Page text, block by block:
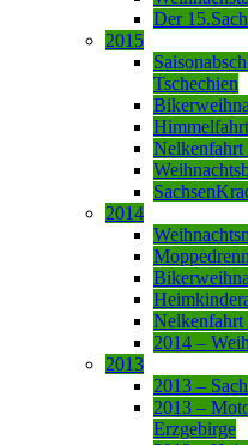
Der
2015
Tschechien
2014
Nelkenfahrt
2014 –
2013
2013 –
2013 –
Erzgebirge